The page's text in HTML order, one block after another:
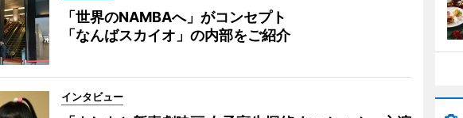
「世界のNAMBAへ」がコンセプト
「なんばスカイオ」の内部をご紹介
インタビュー